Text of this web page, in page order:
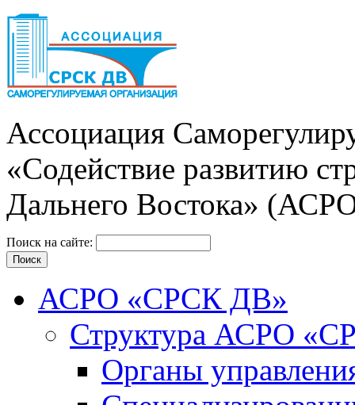
Ассоциация
«Содействие развитию
Дальнего Востока»
Поиск на сайте:
АСРО «СРСК ДВ»
Структура АСРО
Органы